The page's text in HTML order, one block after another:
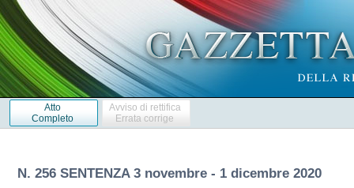
Atto
Completo
Avviso di rettifica
Errata corrige
N. 256 SENTENZA 3 novembre - 1 dicembre 2020